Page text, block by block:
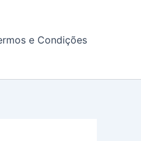
e Condições